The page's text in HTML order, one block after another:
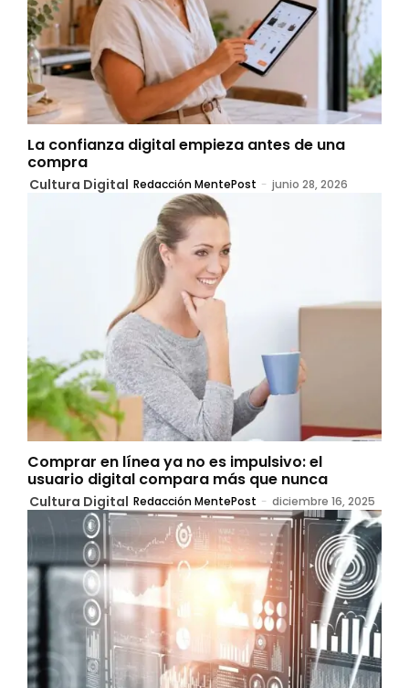
La confianza digital empieza antes de una
compra
Cultura Digital Redacción MentePost - junio 28, 2026
Comprar en línea ya no es impulsivo: el
usuario digital compara más que nunca
Cultura Digital Redacción MentePost - diciembre 16, 2025